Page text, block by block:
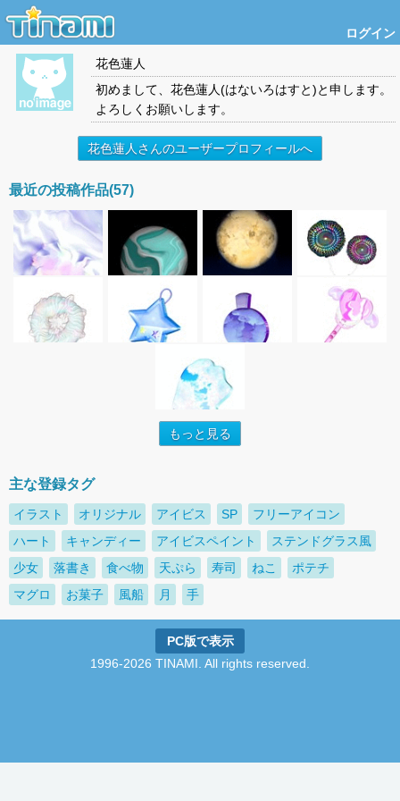
ログイン
花色蓮人
初めまして、花色蓮人(はないろはすと)と申します。
よろしくお願いします。
花色蓮人さんのユーザープロフィールへ
最近の投稿作品(57)
もっと見る
主な登録タグ
イラスト オリジナル アイビス SP
フリーアイコン
ハート
キャンディー アイビスペイント
ステンドグラス風
少女
落書き 食べ物 天ぷら 寿司 ねこ
ポテチ
マグロ
お菓子 風船 月 手
PC版で表示
1996-2026 TINAMI. All rights reserved.